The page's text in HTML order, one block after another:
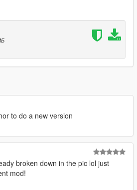
to do a new version
broken down in the pic lol just
mod!